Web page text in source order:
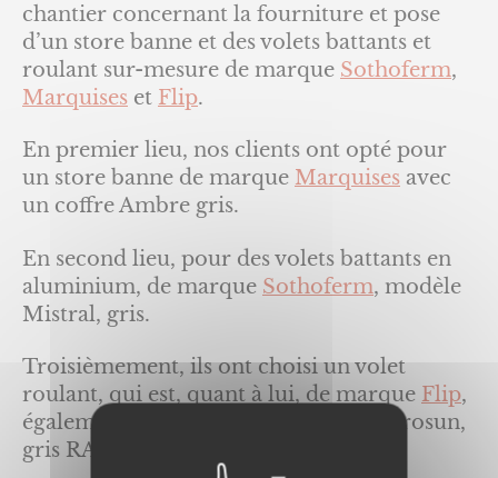
chantier concernant la fourniture et pose
d’un store banne et des volets battants et
roulant sur-mesure de marque Sothoferm,
Marquises et Flip.
En premier lieu, nos clients ont opté pour
un store banne de marque Marquises avec
un coffre Ambre gris.
En second lieu, pour des volets battants en
aluminium, de marque Sothoferm, modèle
Mistral, gris.
Troisièmement, ils ont choisi un volet
roulant, qui est, quant à lui, de marque Flip,
également en aluminium, modèle Astrosun,
gris RAL 7016.